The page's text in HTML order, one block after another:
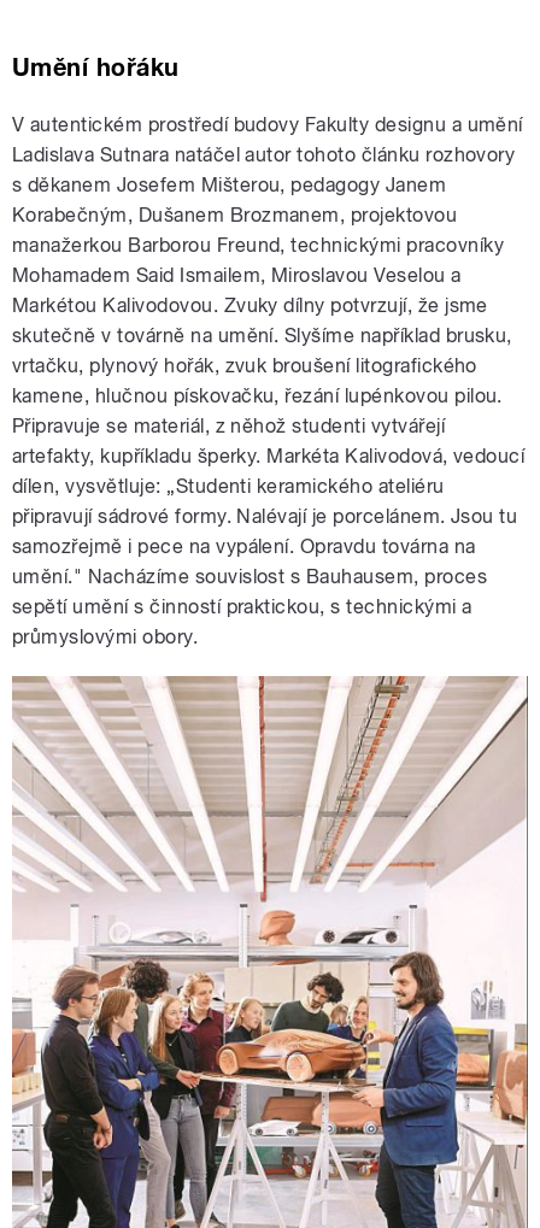
Umění hořáku
V autentickém prostředí budovy Fakulty designu a umění
Ladislava Sutnara natáčel autor tohoto článku rozhovory
s děkanem Josefem Mišterou, pedagogy Janem
Korabečným, Dušanem Brozmanem, projektovou
manažerkou Barborou Freund, technickými pracovníky
Mohamadem Said Ismailem, Miroslavou Veselou a
Markétou Kalivodovou. Zvuky dílny potvrzují, že jsme
skutečně v továrně na umění. Slyšíme například brusku,
vrtačku, plynový hořák, zvuk broušení litografického
kamene, hlučnou pískovačku, řezání lupénkovou pilou.
Připravuje se materiál, z něhož studenti vytvářejí
artefakty, kupříkladu šperky. Markéta Kalivodová, vedoucí
dílen, vysvětluje: „Studenti keramického ateliéru
připravují sádrové formy. Nalévají je porcelánem. Jsou tu
samozřejmě i pece na vypálení. Opravdu továrna na
umění." Nacházíme souvislost s Bauhausem, proces
sepětí umění s činností praktickou, s technickými a
průmyslovými obory.